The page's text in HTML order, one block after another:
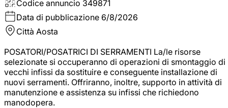
Codice annuncio 349871
Data di pubblicazione 6/8/2026
Città Aosta
POSATORI/POSATRICI DI SERRAMENTI La/le risorse
selezionate si occuperanno di operazioni di smontaggio di
vecchi infissi da sostituire e conseguente installazione di
nuovi serramenti. Offriranno, inoltre, supporto in attività di
manutenzione e assistenza su infissi che richiedono
manodopera.